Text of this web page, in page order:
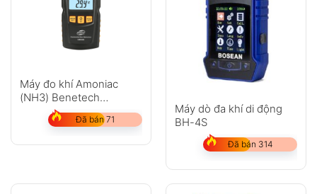
Máy đo khí Amoniac
(NH3) Benetech
GM8806
Đã bán 71
Máy dò đa khí di động
BH-4S
Đã bán 314